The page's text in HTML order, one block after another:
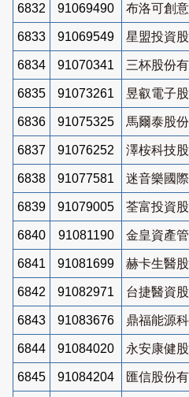
6832 91069490 布洛可創
6833 91069549 星盟投資
6834 91070341 三杯股份
6835 91073261 昱叡電子
6836 91075325 馬爾泰股
6837 91076252 澤桉科技
6838 91077581 迷音樂國
6839 91079005 荃富投資
6840 91081190 金皇資產
6841 91081699 赫卡生醫
6842 91082971 台捷醫資
6843 91083676 鼎福能源
6844 91084020 永安康健
6845 91084204 匯信股份